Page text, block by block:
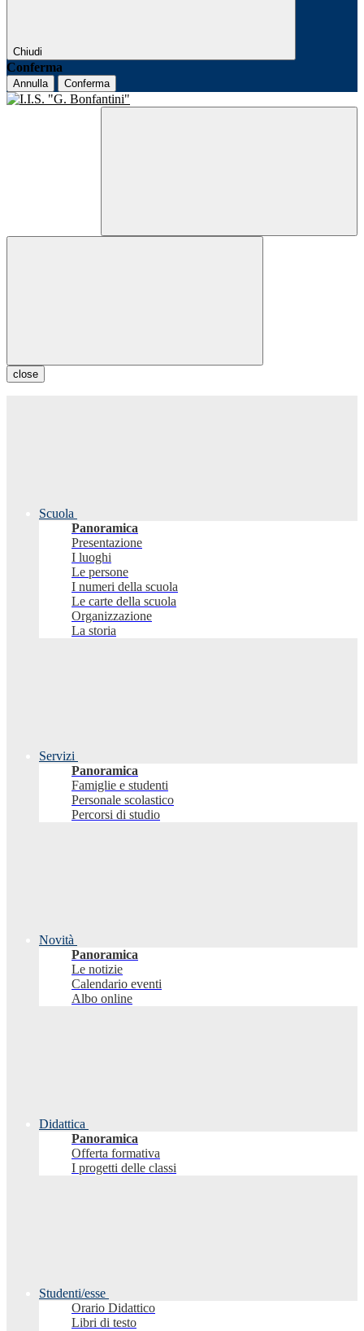
Chiudi
Conferma
Annulla Conferma
close
Scuola
Panoramica
Presentazione
I luoghi
Le persone
I numeri della scuola
Le carte della scuola
Organizzazione
La storia
Servizi
Panoramica
Famiglie e studenti
Personale scolastico
Percorsi di studio
Novità
Panoramica
Le notizie
Calendario eventi
Albo online
Didattica
Panoramica
Offerta formativa
I progetti delle classi
Studenti/esse
Orario Didattico
Libri di testo